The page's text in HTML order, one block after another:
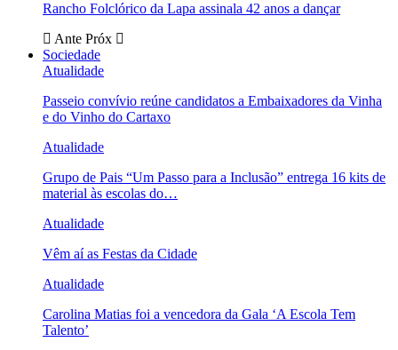
Rancho Folclórico da Lapa assinala 42 anos a dançar
Ante Próx
Sociedade
Atualidade
Passeio convívio reúne candidatos a Embaixadores da Vinha
e do Vinho do Cartaxo
Atualidade
Grupo de Pais “Um Passo para a Inclusão” entrega 16 kits de
material às escolas do…
Atualidade
Vêm aí as Festas da Cidade
Atualidade
Carolina Matias foi a vencedora da Gala ‘A Escola Tem
Talento’